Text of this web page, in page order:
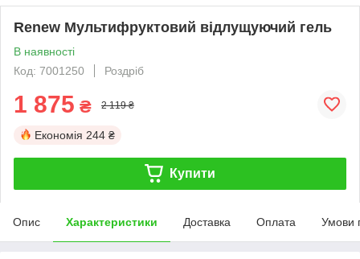
Renew Мультифруктовий відлущуючий гель
В наявності
Код: 7001250
Роздріб
1 875 ₴ 2 119 ₴
Економія 244 ₴
Купити
Опис Характеристики Доставка Оплата Умови